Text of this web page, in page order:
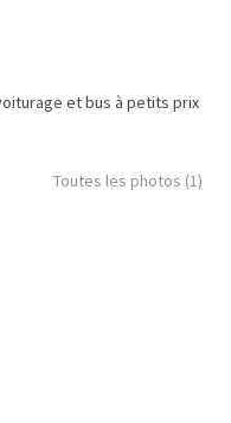
et bus à petits prix
Toutes les photos (1)